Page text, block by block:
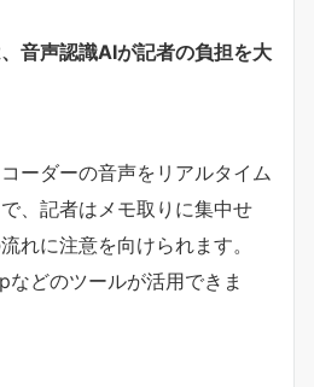
音声認識AIが記者の負担を大
ーダーの音声をリアルタイム
、記者はメモ取りに集中せ
れに注意を向けられます。
どのツールが活用できま